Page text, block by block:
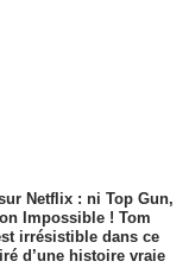
Netflix : ni Top Gun,
Impossible ! Tom
irrésistible dans ce
d’une histoire vraie